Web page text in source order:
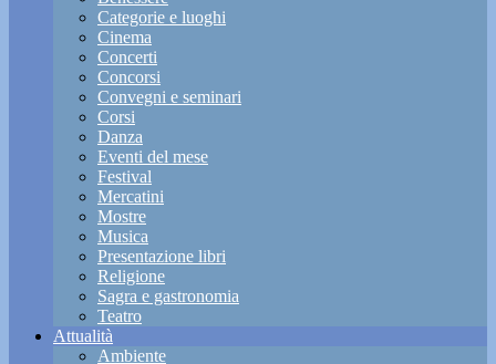
Categorie e luoghi
Cinema
Concerti
Concorsi
Convegni e seminari
Corsi
Danza
Eventi del mese
Festival
Mercatini
Mostre
Musica
Presentazione libri
Religione
Sagra e gastronomia
Teatro
Attualità
Ambiente